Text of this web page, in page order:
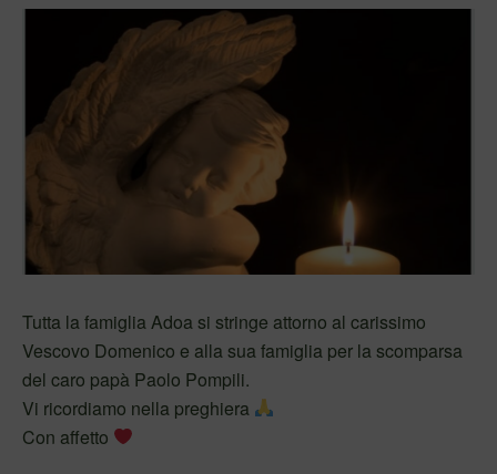
Tutta la famiglia Adoa si stringe attorno al carissimo
Vescovo Domenico e alla sua famiglia per la scomparsa
del caro papà Paolo Pompili.
Vi ricordiamo nella preghiera
Con affetto